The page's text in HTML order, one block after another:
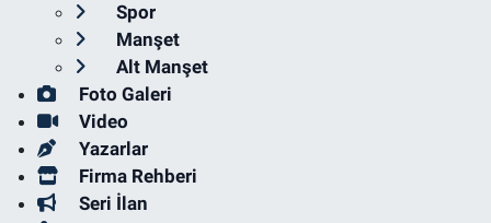
Spor
Manşet
Alt Manşet
Foto Galeri
Video
Yazarlar
Firma Rehberi
Seri İlan